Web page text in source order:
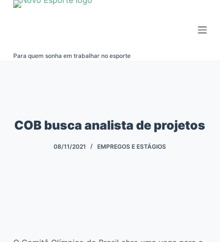
Pular
Para quem sonha em trabalhar no esporte
COB busca analista de projetos
08/11/2021 EMPREGOS E ESTÁGIOS